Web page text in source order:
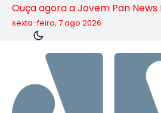
Ouça agora a Jovem Pan News
sexta-feira, 7 ago 2026